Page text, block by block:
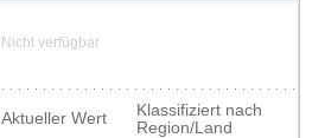
Nicht verfügbar
Aktueller Wert
Klassifiziert nach
Region/Land